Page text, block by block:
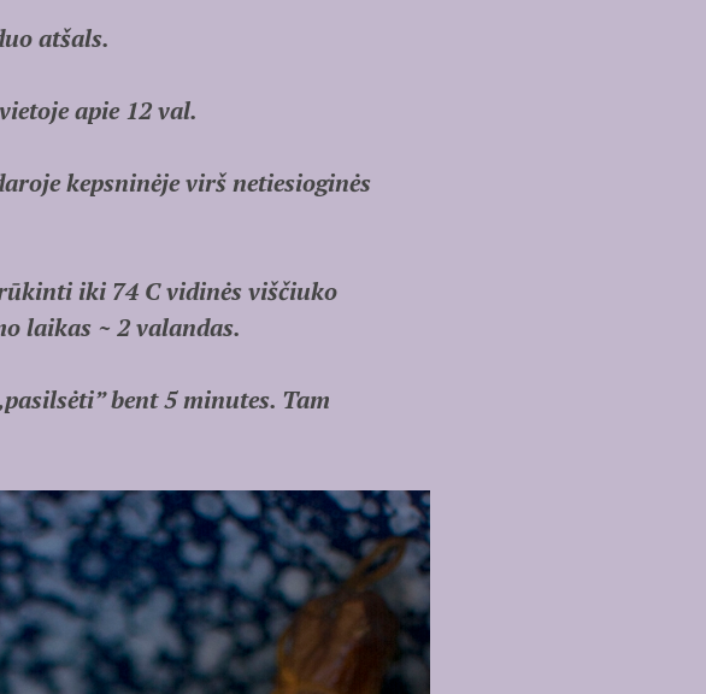
atšals.
apie 12 val.
kepsninėje virš netiesioginės
iki 74 C vidinės viščiuko
laikas ~ 2 valandas.
bent 5 minutes. Tam